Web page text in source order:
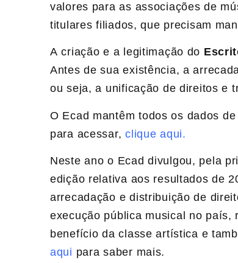
valores para as associações de
titulares filiados, que precisam
A criação e a legitimação do
Antes de sua existência, a
ou seja, a unificação de direitos e
O Ecad mantêm todos os dados
para acessar,clique aqui.
Neste ano o Ecad divulgou, pela
edição relativa aos resultados de
arrecadação e distribuição de
execução pública musical no país,
benefício da classe artística e
aqui para saber mais.